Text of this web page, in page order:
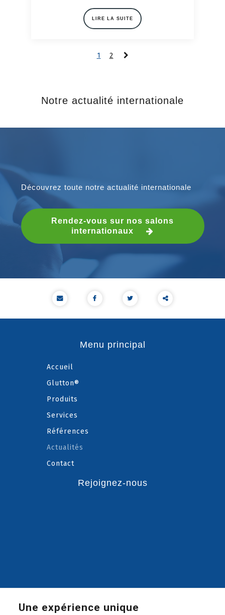
LIRE LA SUITE
1 2
Notre actualité internationale
Découvrez toute notre actualité internationale
Rendez-vous sur nos salons
internationaux
Menu principal
Accueil
Glutton®
Produits
Services
Références
Actualités
Contact
Rejoignez-nous
Une expérience unique